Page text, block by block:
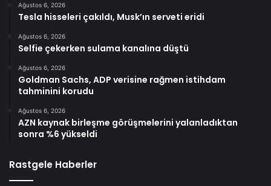
Ağustos 6, 2026
Tesla hisseleri çakıldı, Musk’ın serveti eridi
Ağustos 6, 2026
Selfie çekerken sulama kanalına düştü
Ağustos 6, 2026
Goldman Sachs, ADP verisine rağmen istihdam
tahminini korudu
Ağustos 6, 2026
AZN kaynak birleşme görüşmelerini yalanladıktan
sonra %6 yükseldi
Rastgele Haberler